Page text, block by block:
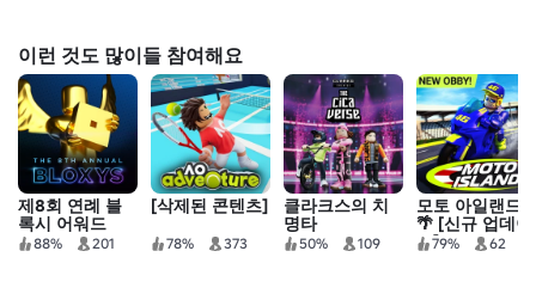
이런 것도 많이들 참여해요
제8회 연례 블
록시 어워드
88% 201
[삭제된 콘텐츠]
78% 373
클라크스의 치
명타
50% 109
모토 아일랜드
🌴 [신규 업데이
트]79% 62